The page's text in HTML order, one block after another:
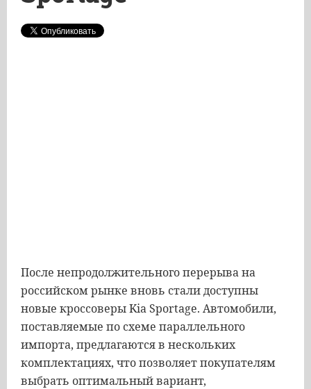
После непродолжительного перерыва на
российском рынке вновь стали доступны
новые кроссоверы Kia Sportage. Автомобили,
поставляемые по схеме параллельного
импорта, предлагаются в нескольких
комплектациях, что позволяет покупателям
выбрать оптимальный вариант,